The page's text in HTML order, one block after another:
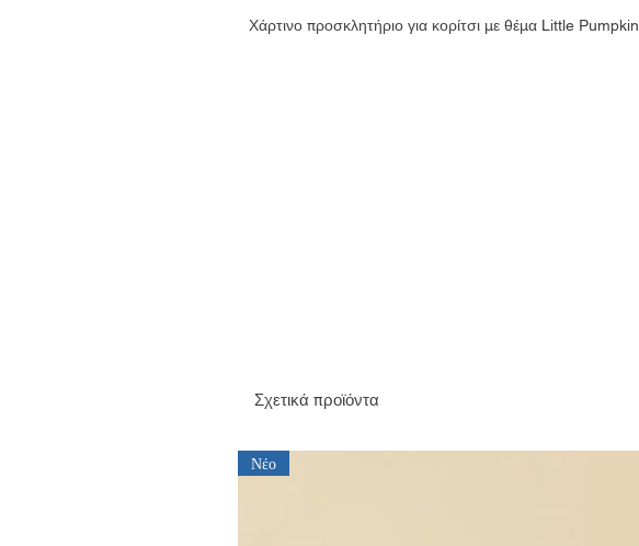
Χάρτινο προσκλητήριο για κορίτσι με θέμα Little Pumpkin
Σχετικά προϊόντα
Νέο